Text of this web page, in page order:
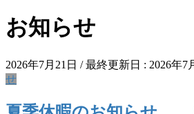
お知らせ
2026年7月21日 / 最終更新日 : 2026年7
せ